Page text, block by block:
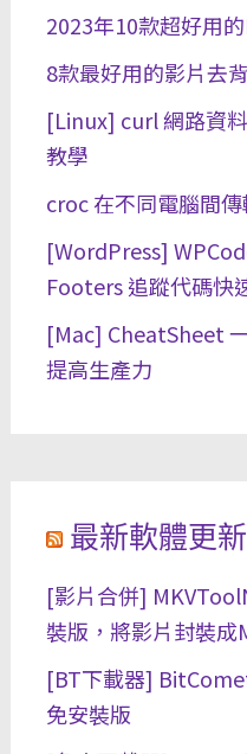
2023年10款超好用
8款最好用的影片去
[Linux] curl 網路資
教學
croc 在不同電腦間
[WordPress]
Footers 追蹤代碼快
[Mac] CheatSheet
提高生產力
最新軟體更
[影片合併]
裝版，將影片封裝成
[BT下載器]
免安裝版